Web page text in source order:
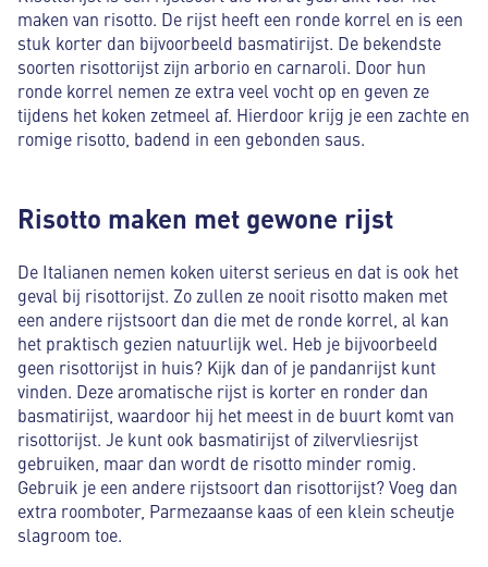
maken van risotto. De rijst heeft een ronde korrel en is een
stuk korter dan bijvoorbeeld basmatirijst. De bekendste
soorten risottorijst zijn arborio en carnaroli. Door hun
ronde korrel nemen ze extra veel vocht op en geven ze
tijdens het koken zetmeel af. Hierdoor krijg je een zachte en
romige risotto, badend in een gebonden saus.
Risotto maken met gewone rijst
De Italianen nemen koken uiterst serieus en dat is ook het
geval bij risottorijst. Zo zullen ze nooit risotto maken met
een andere rijstsoort dan die met de ronde korrel, al kan
het praktisch gezien natuurlijk wel. Heb je bijvoorbeeld
geen risottorijst in huis? Kijk dan of je pandanrijst kunt
vinden. Deze aromatische rijst is korter en ronder dan
basmatirijst, waardoor hij het meest in de buurt komt van
risottorijst. Je kunt ook basmatirijst of zilvervliesrijst
gebruiken, maar dan wordt de risotto minder romig.
Gebruik je een andere rijstsoort dan risottorijst? Voeg dan
extra roomboter, Parmezaanse kaas of een klein scheutje
slagroom toe.